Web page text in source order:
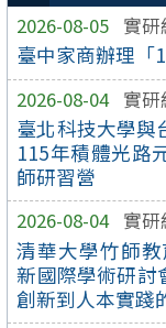
2026-08-05 實研
臺中家商辦理「
2026-08-04 實研
臺北科技大學與
115年積體光路
師研習營
2026-08-04 實研
清華大學竹師
新國際學術研
創新到人本實踐